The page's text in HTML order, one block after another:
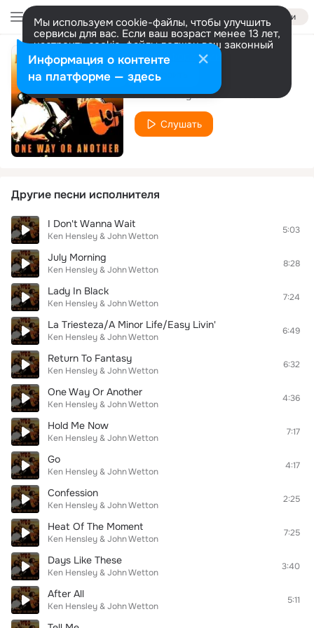
Войти
Мы используем cookie-файлы, чтобы улучшить
сервисы для вас. Если ваш возраст менее 13 лет,
настроить cookie-файлы должен ваш законный
представитель. Больше информации
Разрешить все Настроить
Battlelines
Ken Hensley & John Wetton
Слушать
Другие песни исполнителя
I Don't Wanna Wait
Ken Hensley & John Wetton
5:03
July Morning
Ken Hensley & John Wetton
8:28
Lady In Black
Ken Hensley & John Wetton
7:24
La Triesteza/A Minor Life/Easy Livin'
Ken Hensley & John Wetton
6:49
Return To Fantasy
Ken Hensley & John Wetton
6:32
One Way Or Another
Ken Hensley & John Wetton
4:36
Hold Me Now
Ken Hensley & John Wetton
7:17
Go
Ken Hensley & John Wetton
4:17
Confession
Ken Hensley & John Wetton
2:25
Heat Of The Moment
Ken Hensley & John Wetton
7:25
Days Like These
Ken Hensley & John Wetton
3:40
After All
Ken Hensley & John Wetton
5:11
Информация о контенте
на платформе — здесь